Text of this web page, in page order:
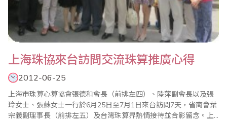
上海珠協來台訪問交流珠算推廣心得
2012-06-25
上海市珠算心算協會張德和會長（前排左四）、陸萍副會長以及張
玲女士、張蘇女士一行於6月25日至7月1日來台訪問7天，省商會葉
宗義副理事長（前排左五）及台灣珠算界熱情接待並合影留念。上